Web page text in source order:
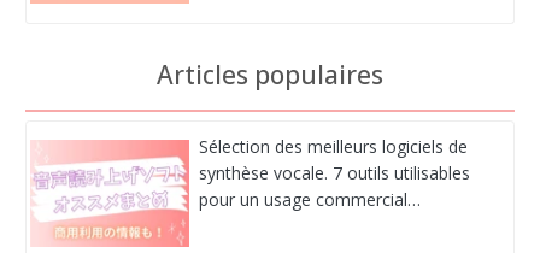
Articles populaires
Sélection des meilleurs logiciels de
synthèse vocale. 7 outils utilisables
pour un usage commercial…